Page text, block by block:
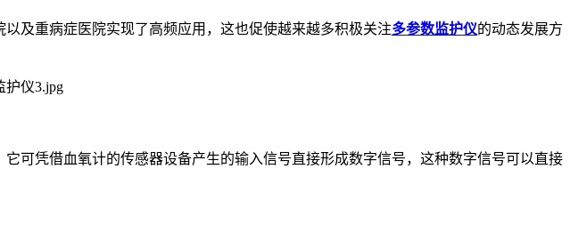
及重病症医院实现了高频应用，这也促使越来越多积极关注多参数监护仪的动态发展方
可凭借血氧计的传感器设备产生的输入信号直接形成数字信号，这种数字信号可以直接